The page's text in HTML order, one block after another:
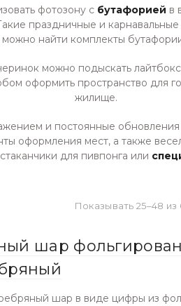
фотозону с бутафорией в
праздничные и
найти комплекты
можно подыскать
оформить пространство для
жилище.
и постоянные
оформления мест, а также
для пивпонга или
Показывать 25–48 из
шар
шар в виде цифры из